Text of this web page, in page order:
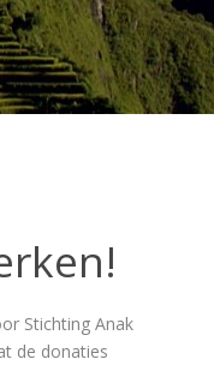
Stichting Anak
de donaties